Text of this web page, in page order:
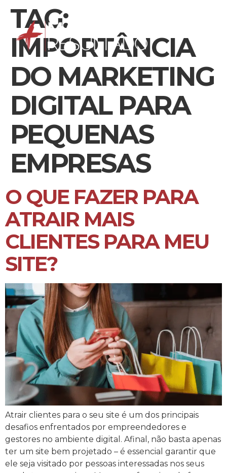
TAG:
IMPORTÂNCIA
DO MARKETING
DIGITAL PARA
PEQUENAS
EMPRESAS
O QUE FAZER PARA
ATRAIR MAIS
CLIENTES PARA MEU
SITE?
Atrair clientes para o seu site é um dos principais
desafios enfrentados por empreendedores e
gestores no ambiente digital. Afinal, não basta apenas
ter um site bem projetado – é essencial garantir que
ele seja visitado por pessoas interessadas nos seus